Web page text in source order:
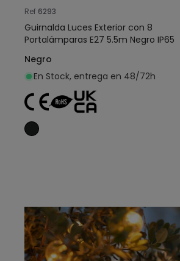
Ref 6293
Guirnalda Luces Exterior con 8
Portalámparas E27 5.5m Negro IP65
Negro
En Stock, entrega en 48/72h